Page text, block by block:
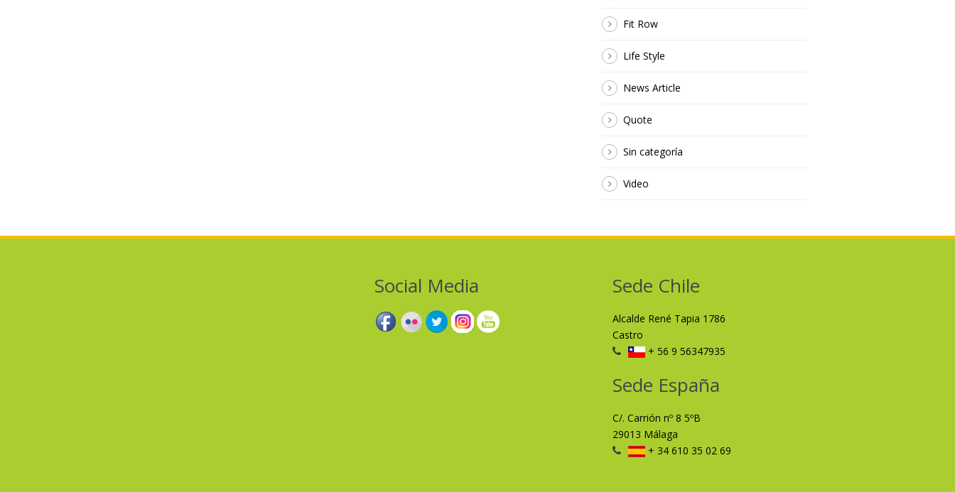
Fit Row
Life Style
News Article
Quote
Sin categoría
Video
Social Media Sede Chile
Alcalde René Tapia 1786
Castro
+ 56 9 56347935
Sede España
C/. Carrión nº 8 5ºB
29013 Málaga
+ 34 610 35 02 69